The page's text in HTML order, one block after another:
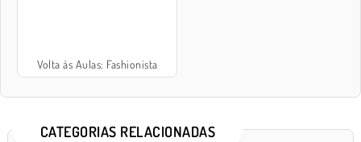
Volta às Aulas: Fashionista
CATEGORIAS RELACIONADAS